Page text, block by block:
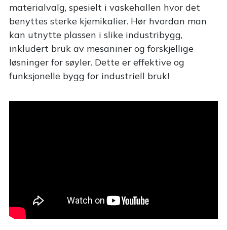
materialvalg, spesielt i vaskehallen hvor det
benyttes sterke kjemikalier. Hør hvordan man
kan utnytte plassen i slike industribygg,
inkludert bruk av mesaniner og forskjellige
løsninger for søyler. Dette er effektive og
funksjonelle bygg for industriell bruk!